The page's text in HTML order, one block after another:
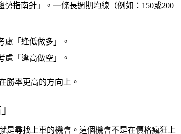
指南針」。一條長週期均線（例如：150或200
慮「逢低做多」。
慮「逢高做空」。
勝率更高的方向上。
是尋找上車的機會。這個機會不是在價格瘋狂上